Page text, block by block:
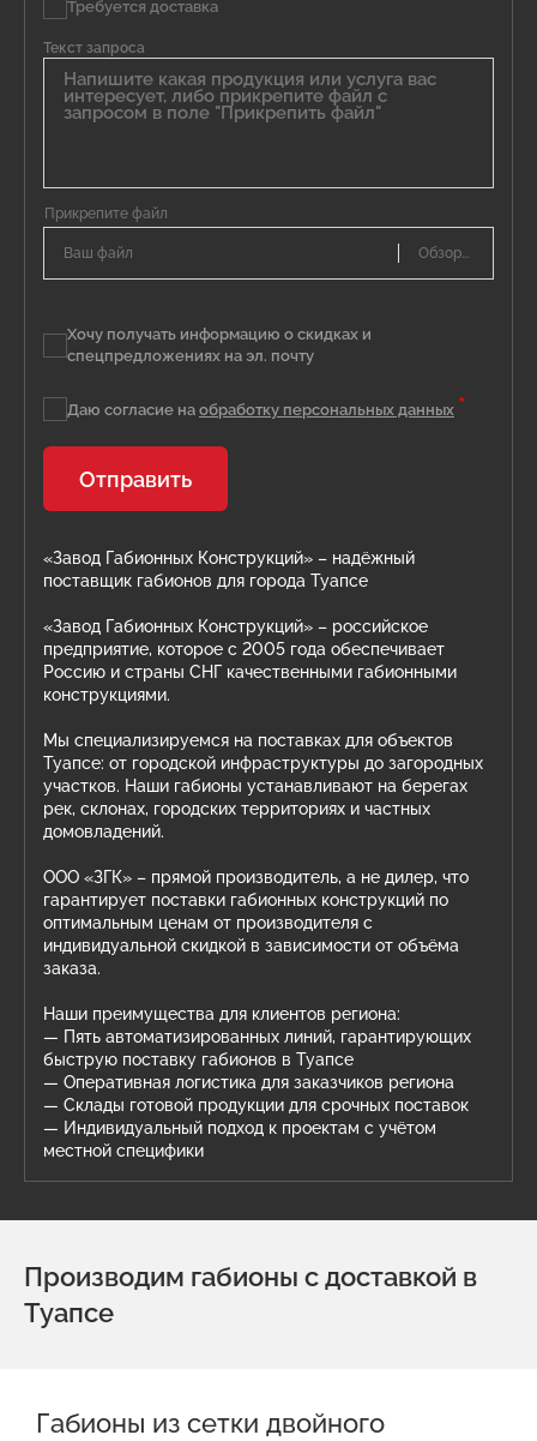
«Завод Габионных Конструкций» – надёжный
поставщик габионов для города Туапсе
«Завод Габионных Конструкций» – российское
предприятие, которое с 2005 года обеспечивает
Россию и страны СНГ качественными габионными
конструкциями.
Мы специализируемся на поставках для объектов
Туапсе: от городской инфраструктуры до загородных
участков. Наши габионы устанавливают на берегах
рек, склонах, городских территориях и частных
домовладений.
ООО «ЗГК» – прямой производитель, а не дилер, что
гарантирует поставки габионных конструкций по
оптимальным ценам от производителя с
индивидуальной скидкой в зависимости от объёма
заказа.
Наши преимущества для клиентов региона:
— Пять автоматизированных линий, гарантирующих
быструю поставку габионов в Туапсе
— Оперативная логистика для заказчиков региона
— Склады готовой продукции для срочных поставок
— Индивидуальный подход к проектам с учётом
местной специфики
Требуется доставка
Текст запроса
Ваш файл
Хочу получать информацию о скидках и
спецпредложениях на эл. почту
Даю согласие на обработку персональных данных *
Отправить
Производим габионы с доставкой в
Туапсе
Габионы из сетки двойного